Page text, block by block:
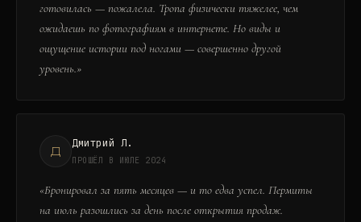
готовилась — пожалела. Тропа физически тяжелее, чем
ожидаешь по фотографиям в интернете. Но виды и
ощущение истории под ногами — совершенно другой
уровень.»
Д
Дмитрий Л.
ПРОШЁЛ В ИЮЛЕ 2024
«Бронировал за пять месяцев — и то едва успел. Пермиты
на июль разошлись за день после открытия продаж.